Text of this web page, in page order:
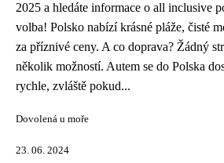
2025 a hledáte informace o all inclusive
volba! Polsko nabízí krásné pláže, čisté
za příznivé ceny. A co doprava? Žádný
několik možností. Autem se do Polska
rychle, zvláště pokud...
Dovolená u moře
23. 06. 2024